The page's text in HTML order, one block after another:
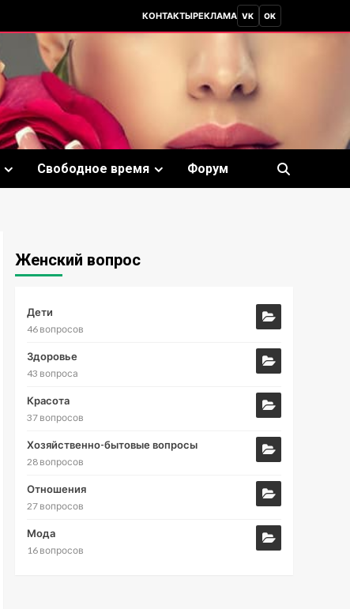
КОНТАКТЫРЕКЛАМА VK OK
Свободное время Форум
Женский вопрос
Дети
46 вопросов
Здоровье
43 вопроса
Красота
37 вопросов
Хозяйственно-бытовые вопросы
28 вопросов
Отношения
27 вопросов
Мода
16 вопросов